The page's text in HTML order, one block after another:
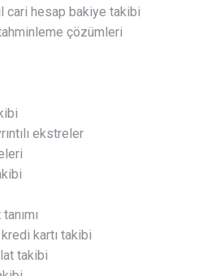
cari hesap bakiye takibi
çözümleri
ekstreler
kartı takibi
takibi